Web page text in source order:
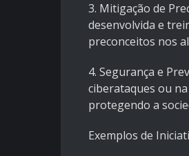
3. Mitigação de
desenvolvida e
preconceitos nos
4. Segurança e
ciberataques ou
protegendo a
Exemplos de